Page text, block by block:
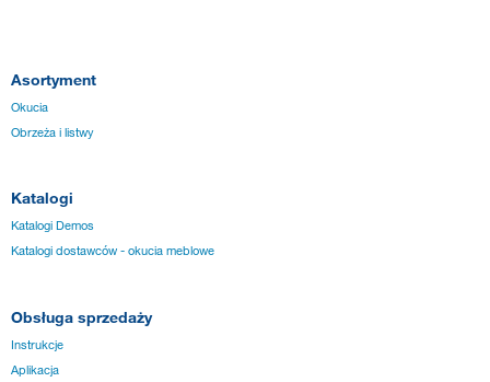
Asortyment
Okucia
Obrzeża i listwy
Katalogi
Katalogi Demos
Katalogi dostawców - okucia meblowe
Obsługa sprzedaży
Instrukcje
Aplikacja